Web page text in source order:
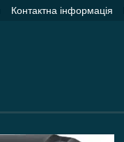
Контактна інформація